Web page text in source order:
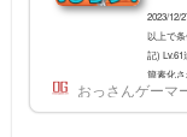
2023/12/
以上で
記)
簡素化
のメイ
山」メ
おっさんゲーマ